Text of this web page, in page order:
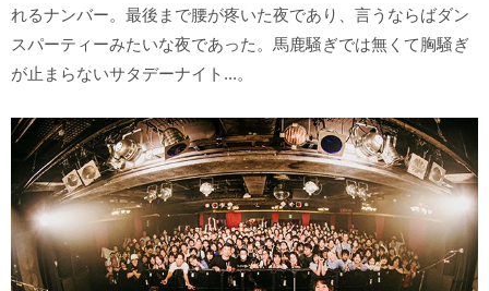
れるナンバー。最後まで腰が疼いた夜であり、言うならばダン
スパーティーみたいな夜であった。馬鹿騒ぎでは無くて胸騒ぎ
が止まらないサタデーナイト...。